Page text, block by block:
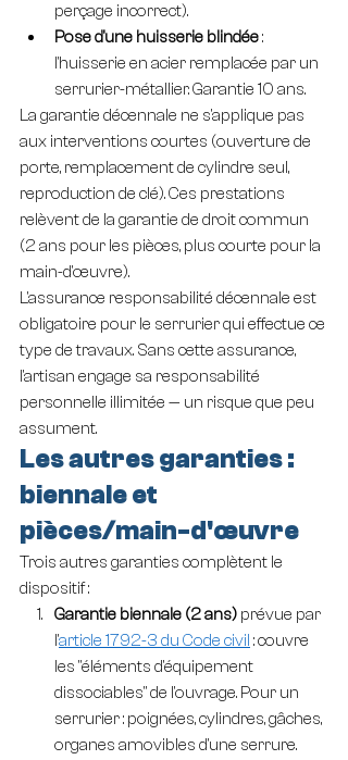
perçage incorrect).
Pose d'une huisserie blindée :
l'huisserie en acier remplacée par un
serrurier-métallier. Garantie 10 ans.
La garantie décennale ne s'applique pas
aux interventions courtes (ouverture de
porte, remplacement de cylindre seul,
reproduction de clé). Ces prestations
relèvent de la garantie de droit commun
(2 ans pour les pièces, plus courte pour la
main-d'œuvre).
L'assurance responsabilité décennale est
obligatoire pour le serrurier qui effectue ce
type de travaux. Sans cette assurance,
l'artisan engage sa responsabilité
personnelle illimitée — un risque que peu
assument.
Les autres garanties :
biennale et
pièces/main-d'œuvre
Trois autres garanties complètent le
dispositif :
Garantie biennale (2 ans) prévue par
l'article 1792-3 du Code civil : couvre
les "éléments d'équipement
dissociables" de l'ouvrage. Pour un
serrurier : poignées, cylindres, gâches,
organes amovibles d'une serrure.